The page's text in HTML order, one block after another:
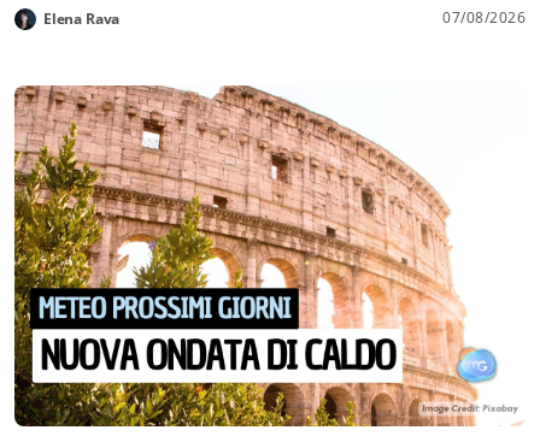
Elena Rava 07/08/2026